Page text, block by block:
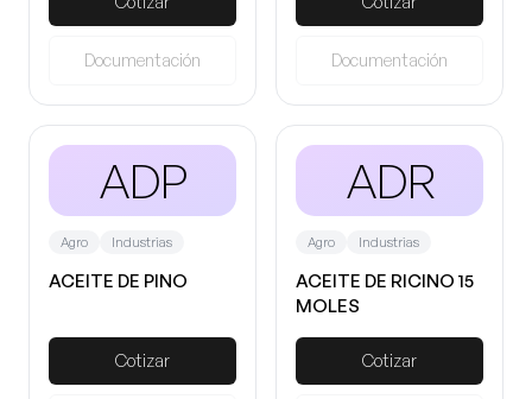
Documentación Documentación
ADP
Agro Industrias
ACEITE DE PINO
Cotizar
ADR
Agro Industrias
ACEITE DE RICINO 15
MOLES
Cotizar